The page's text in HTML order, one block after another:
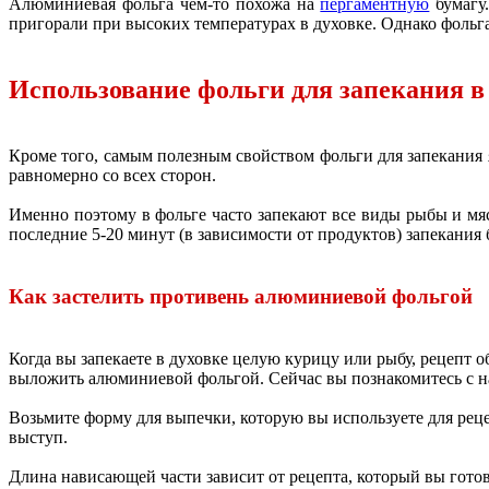
Алюминиевая фольга чем-то похожа напергаментную
пригорали при высоких температурах в духовке. Однако
Использование фольги для запекания в
Кроме того, самым полезным свойством фольги для
равномерно со всех сторон.
Именно поэтому в фольге часто запекают все виды рыбы и
последние 5-20 минут (в зависимости от продуктов) запекания
Как застелить противень алюминиевой фольгой
Когда вы запекаете в духовке целую курицу или рыбу, рецепт
выложить алюминиевой фольгой. Сейчас вы познакомитесь
Возьмите форму для выпечки, которую вы используете для
выступ.
Длина нависающей части зависит от рецепта, который вы